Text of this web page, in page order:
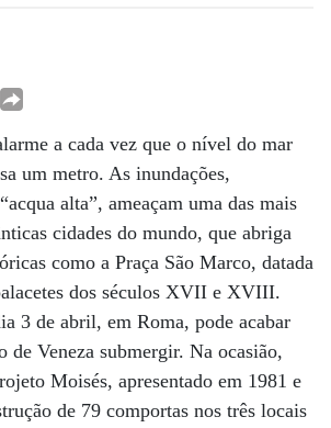
a cada vez que o nível do mar
um metro. As inundações,
alta”, ameaçam uma das mais
cidades do mundo, que abriga
como a Praça São Marco, datada
dos séculos XVII e XVIII.
3 de abril, em Roma, pode acabar
de Veneza submergir. Na ocasião,
Moisés, apresentado em 1981 e
de 79 comportas nos três locais